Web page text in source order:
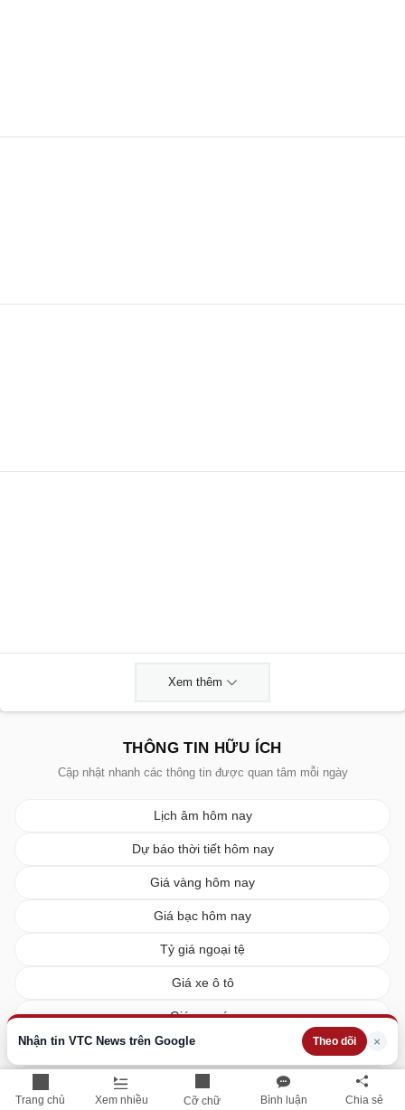
Trang chủ Xem nhiều Cỡ chữ Bình luận Chia sẻ
Nhận tin VTC News trên Google Theo dõi ×
Xem thêm
THÔNG TIN HỮU ÍCH
Cập nhật nhanh các thông tin được quan tâm mỗi ngày
Lịch âm hôm nay
Dự báo thời tiết hôm nay
Giá vàng hôm nay
Giá bạc hôm nay
Tỷ giá ngoại tệ
Giá xe ô tô
Giá xe máy
Giá xăng dầu hôm nay